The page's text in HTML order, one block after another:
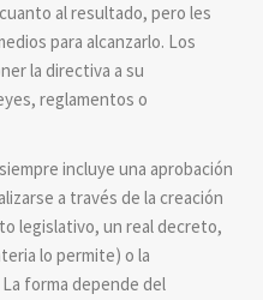
al resultado, pero les
para alcanzarlo. Los
la directiva a su
reglamentos o
incluye una aprobación
a través de la creación
legislativo, un real decreto,
lo permite) o la
forma depende del